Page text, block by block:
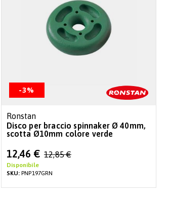
-3%
Ronstan
Disco per braccio spinnaker Ø 40mm,
scotta Ø10mm colore verde
Special
Price
12,46 € 12,85 €
Disponibile
SKU:PNP197GRN